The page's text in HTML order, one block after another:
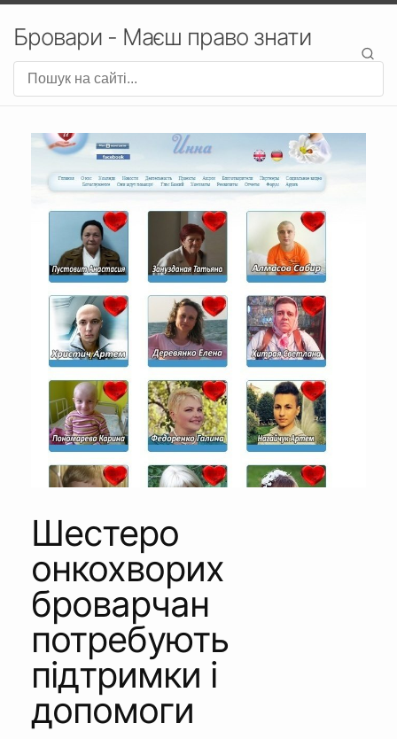
Бровари - Маєш право знати
Шестеро
онкохворих
броварчан
потребують
підтримки і
допомоги